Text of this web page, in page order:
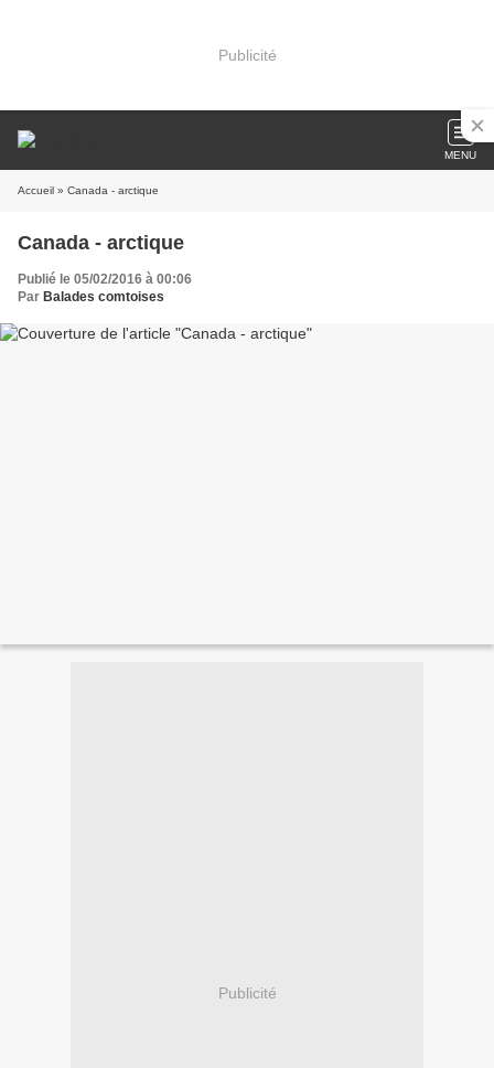
Publicité
MENU
Accueil » Canada - arctique
Canada - arctique
Publié le 05/02/2016 à 00:06
Par Balades comtoises
Publicité